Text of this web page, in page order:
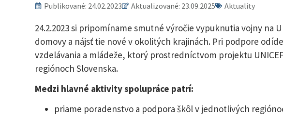
Publikované: 24.02.2023 Aktualizované: 23.09.2025 Aktuality
24.2.2023 si pripomíname smutné výročie vypuknutia vojny na
domovy a nájsť tie nové v okolitých krajinách. Pri podpore
vzdelávania a mládeže, ktorý prostredníctvom projektu
regiónoch Slovenska.
Medzi hlavné aktivity spolupráce patrí:
priame poradenstvo a podpora škôl v jednotlivých